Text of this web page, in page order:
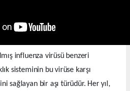
influenza virüsü benzeri
sisteminin bu virüse karşı
sağlayan bir aşı türüdür. Her yıl,